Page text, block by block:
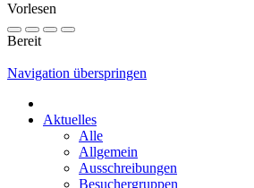
Vorlesen
Bereit
Navigation überspringen
Aktuelles
Alle
Allgemein
Ausschreibungen
Besuchergruppen